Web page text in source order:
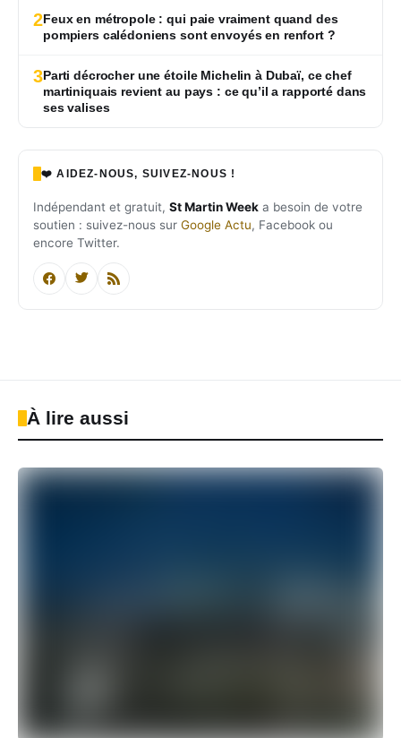
2Feux en métropole : qui paie vraiment quand des
pompiers calédoniens sont envoyés en renfort ?
3Parti décrocher une étoile Michelin à Dubaï, ce chef
martiniquais revient au pays : ce qu’il a rapporté dans
ses valises
❤️ AIDEZ-NOUS, SUIVEZ-NOUS !
Indépendant et gratuit, St Martin Week a besoin de votre
soutien : suivez-nous sur Google Actu, Facebook ou
encore Twitter.
À lire aussi